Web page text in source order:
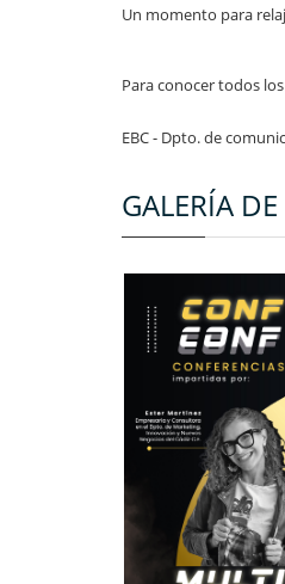
Un momento para
Para conocer todos
EBC - Dpto. de
GALERÍA